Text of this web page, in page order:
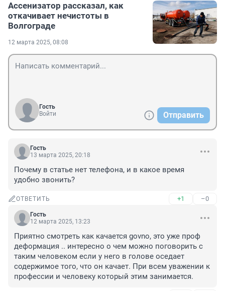
Ассенизатор рассказал, как
откачивает нечистоты в
Волгограде
12 марта 2025, 08:08
Гость
Войти
Отправить
Гость
13 марта 2025, 20:18
Почему в статье нет телефона, и в какое время
удобно звонить?
ОТВЕТИТЬ +1 –0
Гость
12 марта 2025, 13:23
Приятно смотреть как качается govno, это уже проф
деформация .. интересно о чем можно поговорить с
таким человеком если у него в голове оседает
содержимое того, что он качает. При всем уважении к
профессии и человеку который этим занимается.